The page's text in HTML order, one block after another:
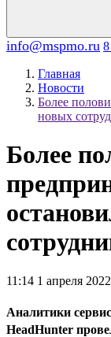
info@mspmo.ru
Главная
Новости
Более
новых
Более
11:14 1 апреля 2022
Аналитики
HeadHunter